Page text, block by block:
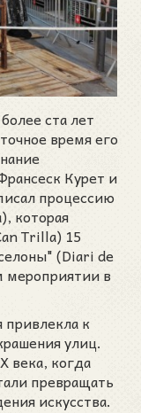
ста лет
время его
Курет и
процессию
которая
Trilla) 15
(Diari de
мероприятии в
привлекла к
улиц.
века, когда
превращать
искусства.